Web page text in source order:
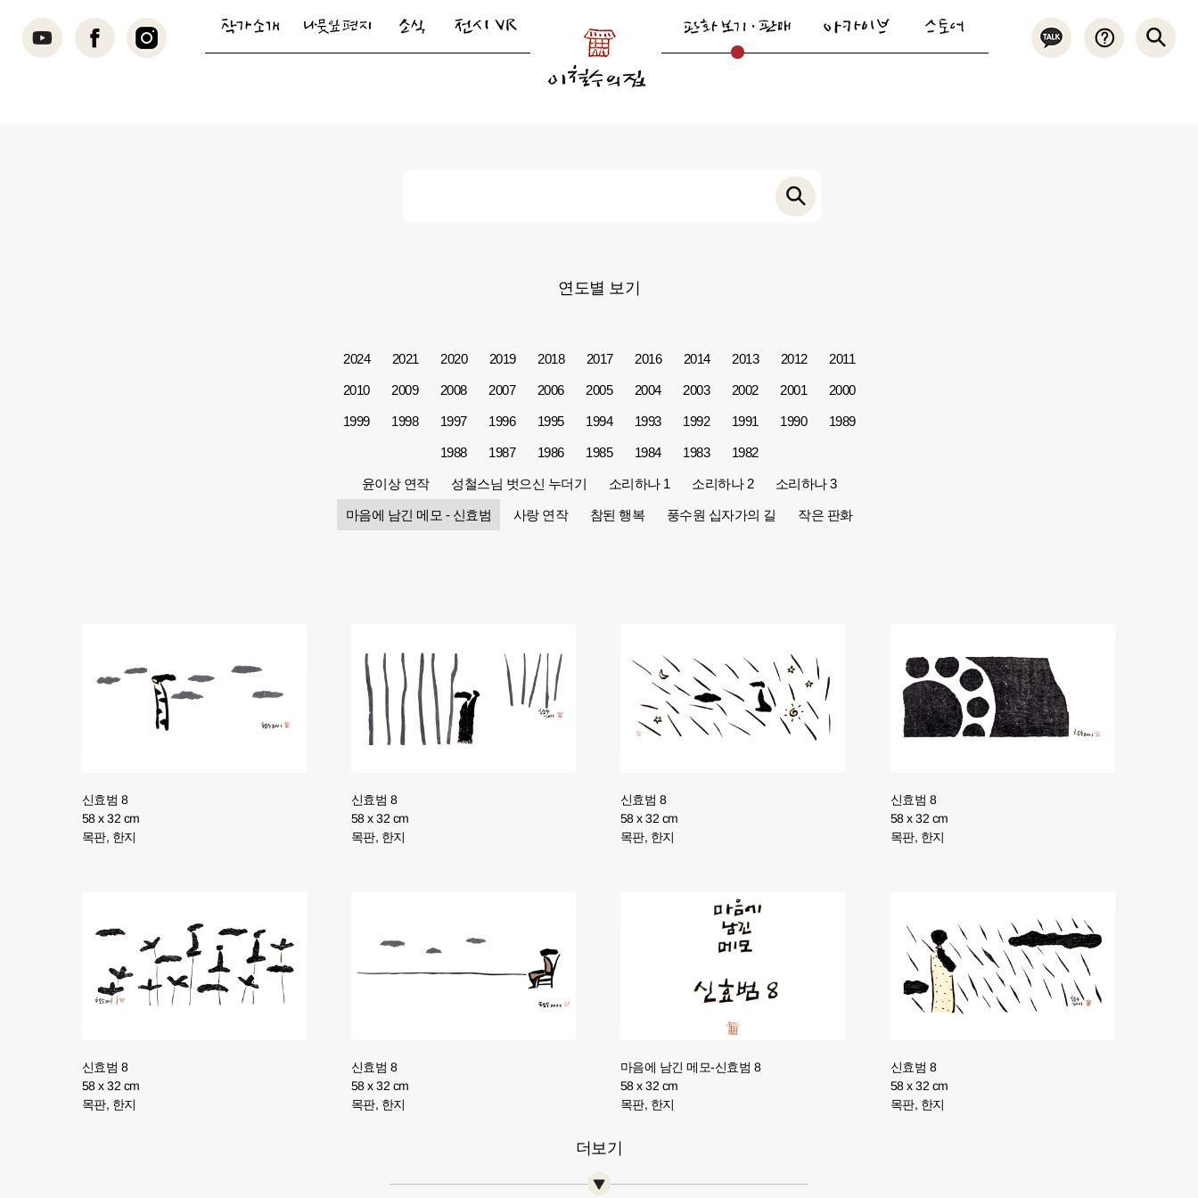
연도별 보기
2024 2021 2020 2019 2018 2017 2016 2014 2013 2012 2011
2010 2009 2008 2007 2006 2005 2004 2003 2002 2001 2000
1999 1998 1997 1996 1995 1994 1993 1992 1991 1990 1989
1988 1987 1986 1985 1984 1983 1982
윤이상 연작 성철스님 벗으신 누더기 소리하나 1 소리하나 2 소리하나 3
마음에 남긴 메모 - 신효범 사랑 연작 참된 행복 풍수원 십자가의 길 작은 판화
신효범 8
58 x 32 cm
목판, 한지
신효범 8
58 x 32 cm
목판, 한지
신효범 8
58 x 32 cm
목판, 한지
신효범 8
58 x 32 cm
목판, 한지
신효범 8
58 x 32 cm
목판, 한지
신효범 8
58 x 32 cm
목판, 한지
마음에 남긴 메모-신효범 8
58 x 32 cm
목판, 한지
신효범 8
58 x 32 cm
목판, 한지
더보기